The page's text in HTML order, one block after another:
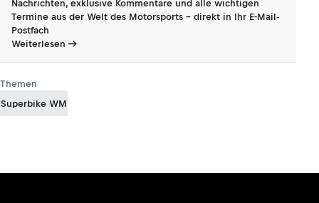
Nachrichten, exklusive Kommentare und alle wichtigen
Termine aus der Welt des Motorsports - direkt in Ihr E-Mail-
Postfach
Weiterlesen
Themen
Superbike WM